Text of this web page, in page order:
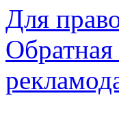
Для
Обратная